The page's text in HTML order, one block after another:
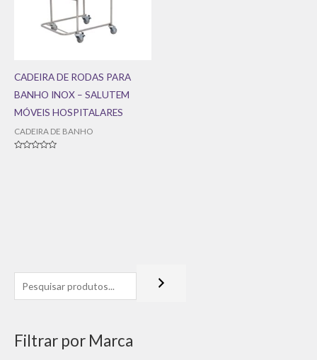
Filtrar por Marca
CADEIRA DE RODAS PARA
BANHO INOX – SALUTEM
MÓVEIS HOSPITALARES
CADEIRA DE BANHO